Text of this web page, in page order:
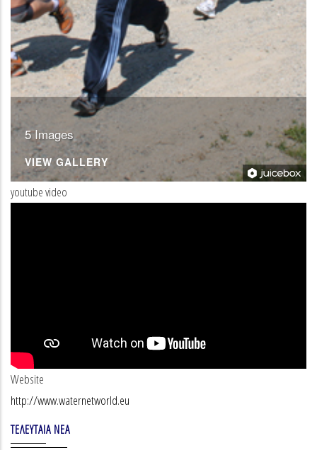
5 Images
VIEW GALLERY
youtube video
Website
http://www.waternetworld.eu
ΤΕΛΕΥΤΑΊΑ ΝΈΑ